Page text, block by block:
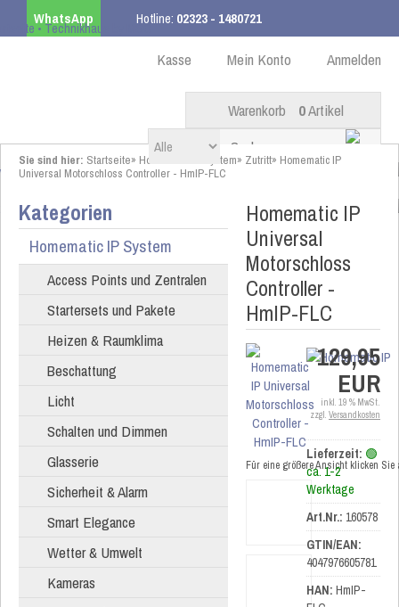
WhatsApp Hotline: 02323 - 1480721
ab 99,00 € innerhalb DE Anmelden
Mein Konto
Kasse
Warenkorb 0Artikel
Sie sind hier: Startseite» Homematic IP System» Zutritt» Homematic IP
Universal Motorschloss Controller - HmIP-FLC
Kategorien
Homematic IP System
Access Points und Zentralen
Startersets und Pakete
Heizen & Raumklima
Beschattung
Licht
Schalten und Dimmen
Glasserie
Sicherheit & Alarm
Smart Elegance
Wetter & Umwelt
Kameras
Homematic IP
Universal
Motorschloss
Controller -
HmIP-FLC
Für eine größere Ansicht klicken
129,95
EUR
inkl. 19 % MwSt.
zzgl. Versandkosten
Lieferzeit: 🟢
ca. 1-2
Werktage
Art.Nr.: 160578
GTIN/EAN:
4047976605781
HAN: HmIP-